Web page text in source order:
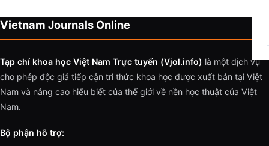
Vietnam Journals Online
Tạp chí khoa học Việt Nam Trực tuyến (Vjol.info) là một dịch vụ
cho phép độc giả tiếp cận tri thức khoa học được xuất bản tại Việt
Nam và nâng cao hiểu biết của thế giới về nền học thuật của Việt
Nam.
Bộ phận hỗ trợ: